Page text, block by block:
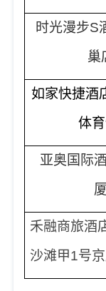
时光漫步S
巢
如家快捷酒
体
亚奥国际
禾融商旅酒
沙滩甲1号